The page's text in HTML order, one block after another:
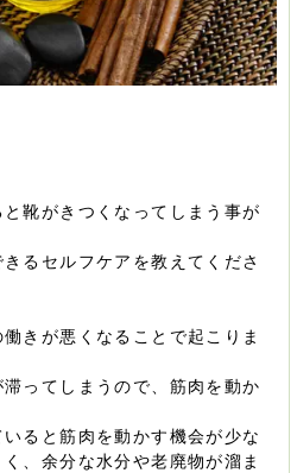
靴がきつくなってしまう事が
るセルフケアを教えてくださ
きが悪くなることで起こりま
ってしまうので、筋肉を動か
ると筋肉を動かす機会が少な
、余分な水分や老廃物が溜ま